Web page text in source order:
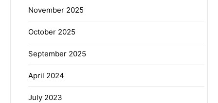
November 2025
October 2025
September 2025
April 2024
July 2023